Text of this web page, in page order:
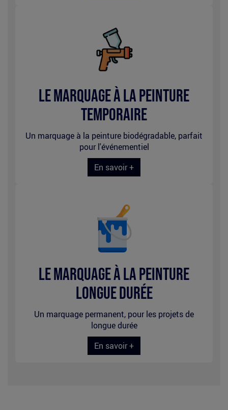
picto_pistolet_peinture_site.png
Le marquage à la peinture
temporaire
Un marquage à la peinture biodégradable, parfait
pour l'événementiel
En savoir +
peinture
durée
Le marquage à la peinture
longue durée
Un marquage permanent, pour les projets de
longue durée
En savoir +